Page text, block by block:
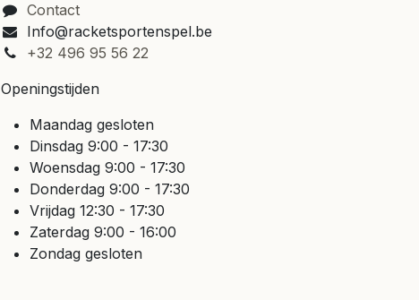
Contact
Info@racketsportenspel.be
+32 496 95 56 22
Openingstijden
Maandag gesloten
Dinsdag 9:00 - 17:30
Woensdag 9:00 - 17:30
Donderdag 9:00 - 17:30
Vrijdag 12:30 - 17:30
Zaterdag 9:00 - 16:00
Zondag gesloten